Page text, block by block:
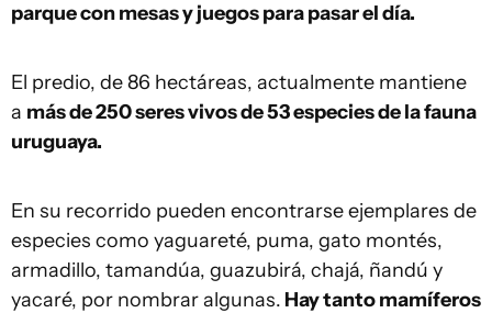
parque con mesas y juegos para pasar el día.
El predio, de 86 hectáreas, actualmente mantiene
a más de 250 seres vivos de 53 especies de la fauna
uruguaya.
En su recorrido pueden encontrarse ejemplares de
especies como yaguareté, puma, gato montés,
armadillo, tamandúa, guazubirá, chajá, ñandú y
yacaré, por nombrar algunas. Hay tanto mamíferos